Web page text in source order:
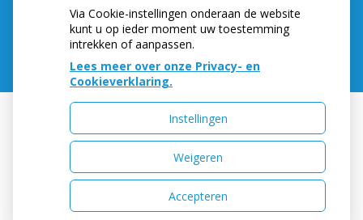
Uw Zorg Online|Beheer
Privacy verklaring Cookie-instellingen Voorwaarden
Via Cookie-instellingen onderaan de website
kunt u op ieder moment uw toestemming
intrekken of aanpassen.
Lees meer over onze Privacy- en
Cookieverklaring.
Instellingen
Weigeren
Accepteren